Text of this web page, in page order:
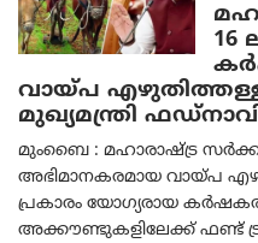
16
വായ്പ
മുഖ്യമന്ത്രി
മുംബൈ : മഹാരാഷ്ട്ര
അഭിമാനകരമായ വായ്പ
പ്രകാരം യോഗ്യരായ
അക്കൗണ്ടുകളിലേക്ക് ഫണ്ട്